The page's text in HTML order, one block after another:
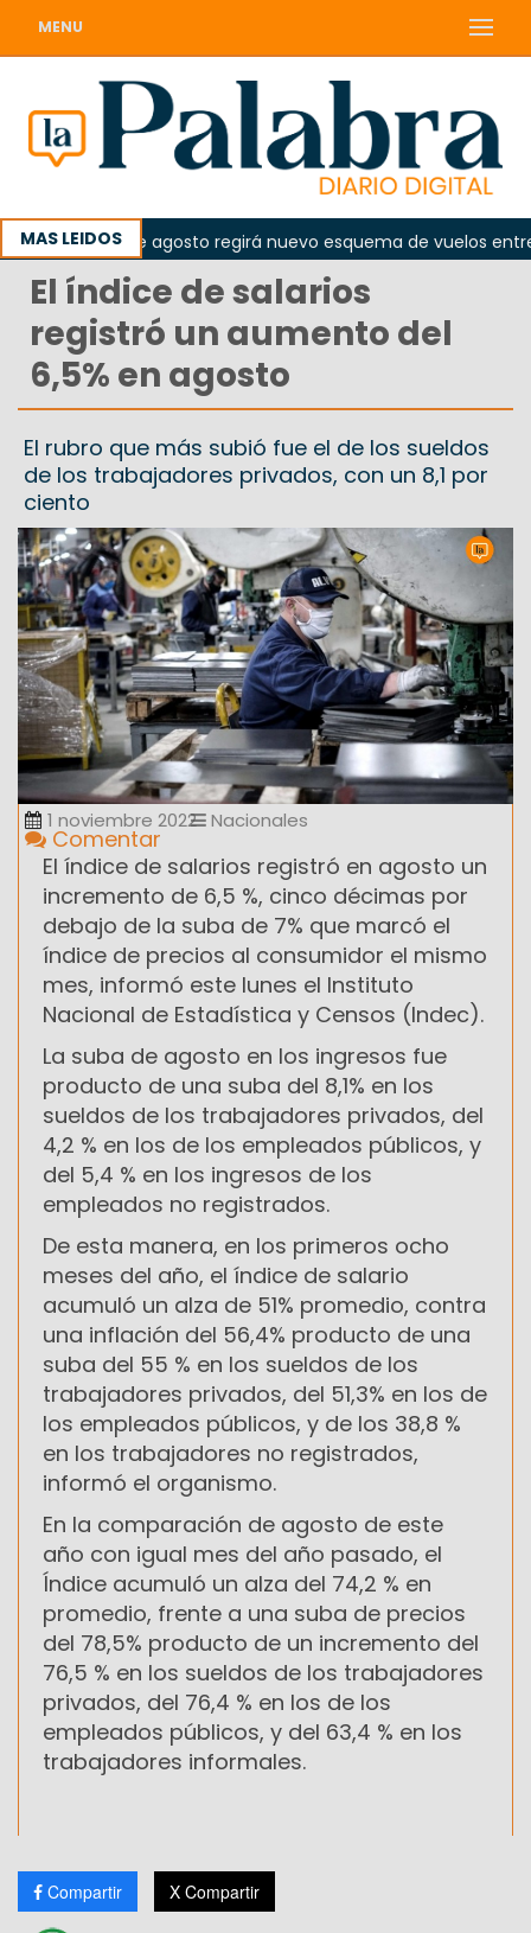
MENU
MAS LEIDOS
el 10 de agosto regirá nuevo esquema de vuelos entre
El índice de salarios
registró un aumento del
6,5% en agosto
El rubro que más subió fue el de los sueldos
de los trabajadores privados, con un 8,1 por
ciento
1 noviembre 2022 Nacionales
Comentar
El índice de salarios registró en agosto un
incremento de 6,5 %, cinco décimas por
debajo de la suba de 7% que marcó el
índice de precios al consumidor el mismo
mes, informó este lunes el Instituto
Nacional de Estadística y Censos (Indec).
La suba de agosto en los ingresos fue
producto de una suba del 8,1% en los
sueldos de los trabajadores privados, del
4,2 % en los de los empleados públicos, y
del 5,4 % en los ingresos de los
empleados no registrados.
De esta manera, en los primeros ocho
meses del año, el índice de salario
acumuló un alza de 51% promedio, contra
una inflación del 56,4% producto de una
suba del 55 % en los sueldos de los
trabajadores privados, del 51,3% en los de
los empleados públicos, y de los 38,8 %
en los trabajadores no registrados,
informó el organismo.
En la comparación de agosto de este
año con igual mes del año pasado, el
Índice acumuló un alza del 74,2 % en
promedio, frente a una suba de precios
del 78,5% producto de un incremento del
76,5 % en los sueldos de los trabajadores
privados, del 76,4 % en los de los
empleados públicos, y del 63,4 % en los
trabajadores informales.
Compartir X Compartir